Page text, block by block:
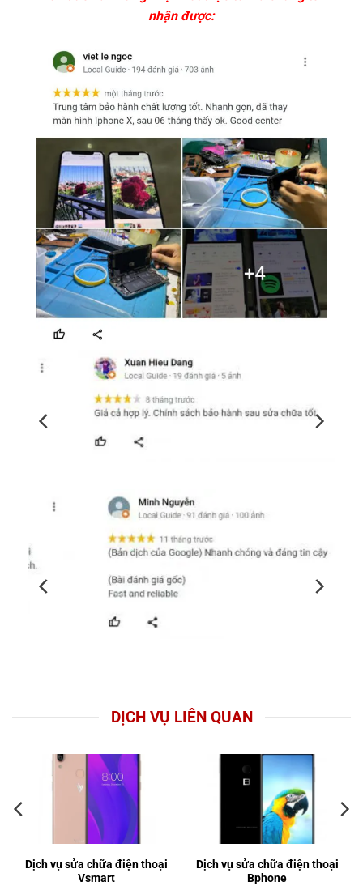
nhận được:
DỊCH VỤ LIÊN QUAN
Dịch vụ sửa chữa điện thoại
Vsmart
Dịch vụ sửa chữa điện thoại
Bphone